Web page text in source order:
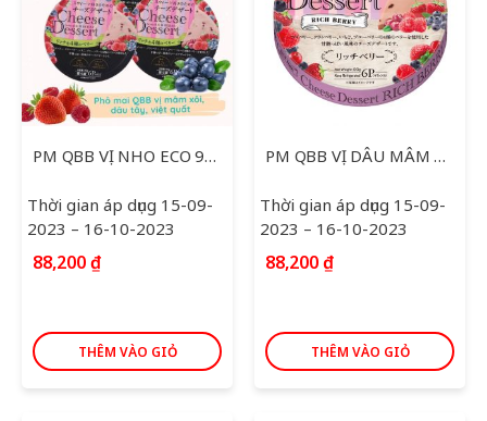
PM QBB VỊ NHO ECO 90G
Thời gian áp dụng 15-09-
2023 – 16-10-2023
88,200₫
THÊM VÀO GIỎ
PM QBB VỊ DÂU MÂM XÔI VIỆT QUẤT ECO 90G
Thời gian áp dụng 15-09-
2023 – 16-10-2023
88,200₫
THÊM VÀO GIỎ